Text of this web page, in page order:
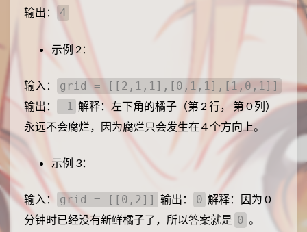
输出：
4
示例 2：
输入：
grid = [[2,1,1],[0,1,1],[1,0,1]]
输出：
-1 解释：左下角的橘子（第 2 行， 第 0 列）
永远不会腐烂，因为腐烂只会发生在 4 个方向上。
示例 3：
输入： grid = [[0,2]] 输出： 0 解释：因为 0
分钟时已经没有新鲜橘子了，所以答案就是 0 。